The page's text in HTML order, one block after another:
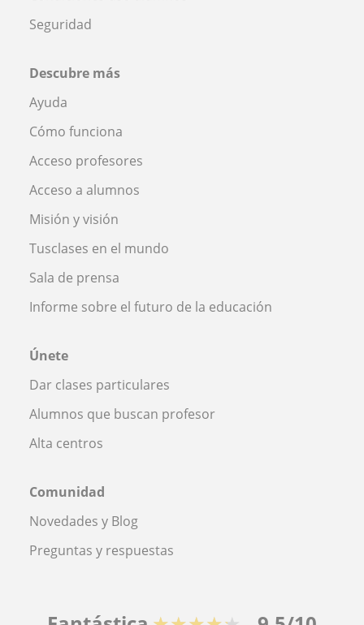
Seguridad
Descubre más
Ayuda
Cómo funciona
Acceso profesores
Acceso a alumnos
Misión y visión
Tusclases en el mundo
Sala de prensa
Informe sobre el futuro de la educación
Únete
Dar clases particulares
Alumnos que buscan profesor
Alta centros
Comunidad
Novedades y Blog
Preguntas y respuestas